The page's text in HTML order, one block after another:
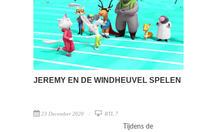
JEREMY EN DE WINDHEUVEL SPELEN
23 December 2020 RTL 7
Tijdens de